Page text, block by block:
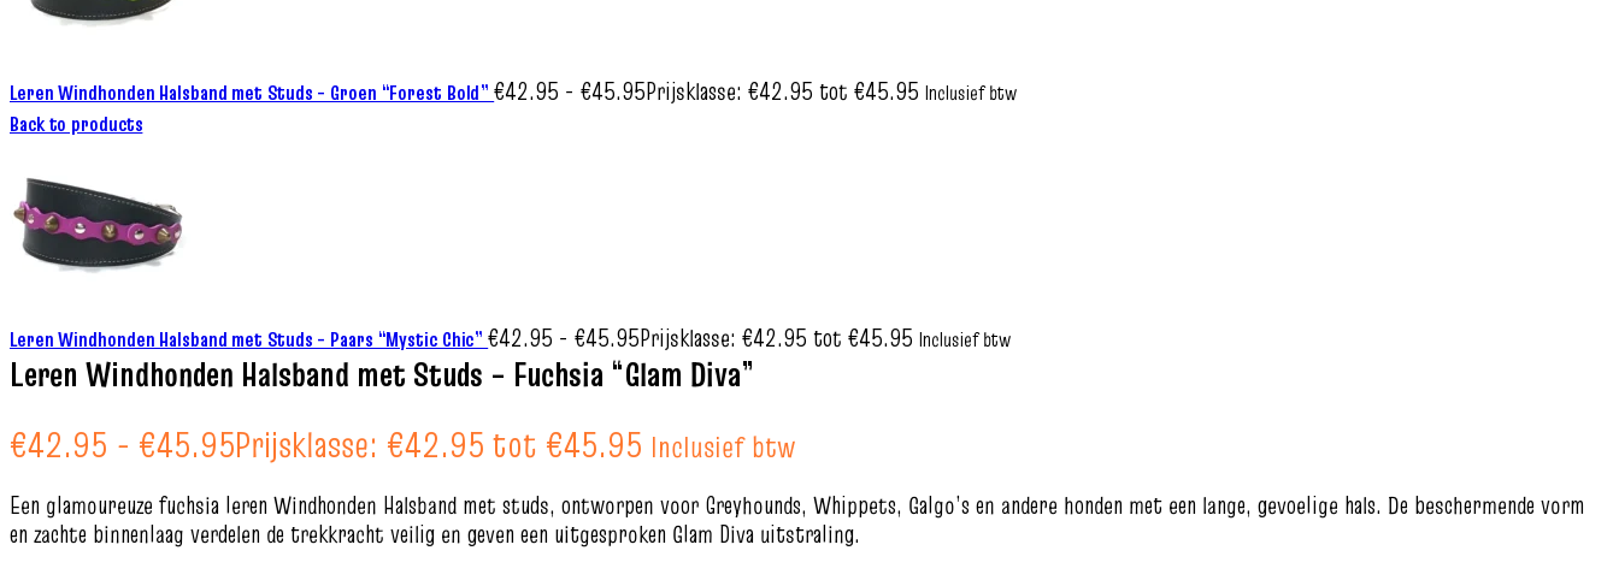
Leren Windhonden Halsband met Studs – Groen “Forest Bold”€42.95 - €45.95Prijsklasse: €42.95 tot €45.95 Inclusief btw
Back to products
Leren Windhonden Halsband met Studs – Paars “Mystic Chic”€42.95 - €45.95Prijsklasse: €42.95 tot €45.95 Inclusief btw
Leren Windhonden Halsband met Studs – Fuchsia “Glam Diva”
€42.95 - €45.95Prijsklasse: €42.95 tot €45.95 Inclusief btw
Een glamoureuze fuchsia leren Windhonden Halsband met studs, ontworpen voor Greyhounds, Whippets, Galgo’s en andere honden met een lange, gevoelige hals. De beschermende vorm
en zachte binnenlaag verdelen de trekkracht veilig en geven een uitgesproken Glam Diva uitstraling.